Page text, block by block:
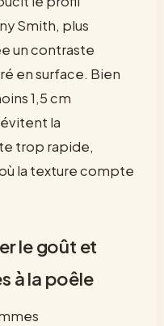
Smith, plus
un contraste
en surface. Bien
1,5 cm
la
trop rapide,
la texture compte
le goût et
à la poêle